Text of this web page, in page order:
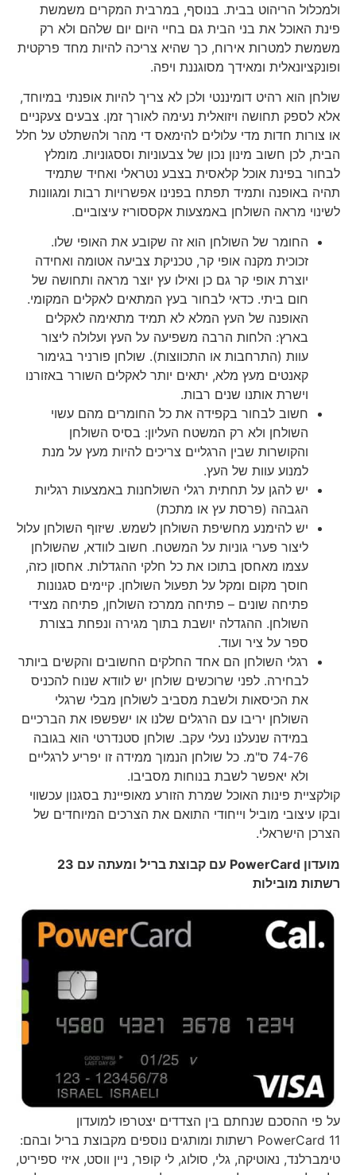
ולמכלול הריהוט בבית. בנוסף, במרבית המקרים משמשת
פינת האוכל את בני הבית גם בחיי היום יום שלהם ולא רק
משמשת למטרות אירוח, כך שהיא צריכה להיות מחד פרקטית
ופונקציונאלית ומאידך מסוגננת ויפה.
שולחן הוא רהיט דומיננטי ולכן לא צריך להיות אופנתי במיוחד,
אלא לספק תחושה ויזואלית נעימה לאורך זמן. צבעים צעקניים
או צורות חדות מדי עלולים להימאס די מהר ולהשתלט על חלל
הבית, לכן חשוב מינון נכון של צבעוניות וססגוניות. מומלץ
לבחור בפינת אוכל קלאסית בצבע נטראלי ואחיד שתמיד
תהיה באופנה ותמיד תפתח בפנינו אפשרויות רבות ומגוונות
לשינוי מראה השולחן באמצעות אקססוריז עיצוביים.
החומר של השולחן הוא זה שקובע את האופי שלו.
זכוכית מקנה אופי קר, טכניקת צביעה אטומה ואחידה
יוצרת אופי קר גם כן ואילו עץ יוצר מראה ותחושה של
חום ביתי. כדאי לבחור בעץ המתאים לאקלים המקומי.
האופנה של העץ המלא לא תמיד מתאימה לאקלים
בארץ: הלחות הרבה משפיעה על העץ ועלולה ליצור
עוות (התרחבות או התכווצות). שולחן פורניר בגימור
קאנטים מעץ מלא, יתאים יותר לאקלים השורר באזורנו
וישרת אותנו שנים רבות.
חשוב לבחור בקפידה את כל החומרים מהם עשוי
השולחן ולא רק המשטח העליון: בסיס השולחן
והקושרות שבין הרגליים צריכים להיות מעץ על מנת
למנוע עוות של העץ.
יש להגן על תחתית רגלי השולחנות באמצעות רגליות
הגבהה (פרסת עץ או מתכת)
יש להימנע מחשיפת השולחן לשמש. שיזוף השולחן עלול
ליצור פערי גוניות על המשטח. חשוב לוודא, שהשולחן
עצמו מאחסן בתוכו את כל חלקי ההגדלות. אחסון כזה,
חוסך מקום ומקל על תפעול השולחן. קיימים סגנונות
פתיחה שונים – פתיחה ממרכז השולחן, פתיחה מצידי
השולחן. ההגדלה יושבת בתוך מגירה ונפחת בצורת
ספר על ציר ועוד.
רגלי השולחן הם אחד החלקים החשובים והקשים ביותר
לבחירה. לפני שרוכשים שולחן יש לוודא שנוח להכניס
את הכיסאות ולשבת מסביב לשולחן מבלי שרגלי
השולחן יריבו עם הרגלים שלנו או ישפשפו את הברכיים
במידה שנעלנו נעלי עקב. שולחן סטנדרטי הוא בגובה
74-76 ס"מ. כל שולחן הנמוך ממידה זו יפריע לרגליים
ולא יאפשר לשבת בנוחות מסביבו.
קולקציית פינות האוכל שמרת הזורע מאופיינת בסגנון עכשווי
ובקו עיצובי מוביל וייחודי התואם את הצרכים המיוחדים של
הצרכן הישראלי.
מועדוןPowerCard
עם קבוצת בריל ומעתה עם 23
רשתות מובילות
על פי ההסכם שנחתם בין הצדדים יצטרפו למועדון
PowerCard 11 רשתות ומותגים נוספים מקבוצת בריל ובהם:
טימברלנד, נאוטיקה, גלי, סולוג, לי קופר, ניין ווסט, איזי ספיריט,